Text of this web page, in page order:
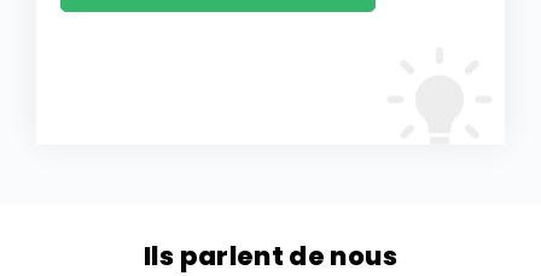
Ils parlent de nous